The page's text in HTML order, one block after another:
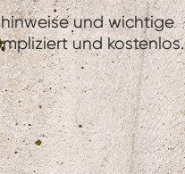
und wichtige
und kostenlos.